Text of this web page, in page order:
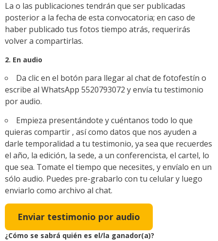
La o las publicaciones tendrán que ser publicadas
posterior a la fecha de esta convocatoria; en caso de
haber publicado tus fotos tiempo atrás, requerirás
volver a compartirlas.
2. En audio
Da clic en el botón para llegar al chat de fotofestín o
escribe al WhatsApp 5520793072 y envía tu testimonio
por audio.
Empieza presentándote y cuéntanos todo lo que
quieras compartir , así como datos que nos ayuden a
darle temporalidad a tu testimonio, ya sea que recuerdes
el año, la edición, la sede, a un conferencista, el cartel, lo
que sea. Tomate el tiempo que necesites, y envíalo en un
sólo audio. Puedes pre-grabarlo con tu celular y luego
enviarlo como archivo al chat.
Enviar testimonio por audio
¿Cómo se sabrá quién es el/la ganador(a)?